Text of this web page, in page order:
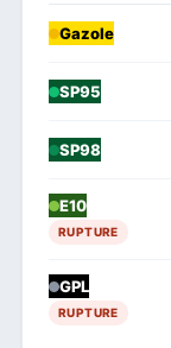
Gazole
SP95
SP98
E10
RUPTURE
GPL
RUPTURE